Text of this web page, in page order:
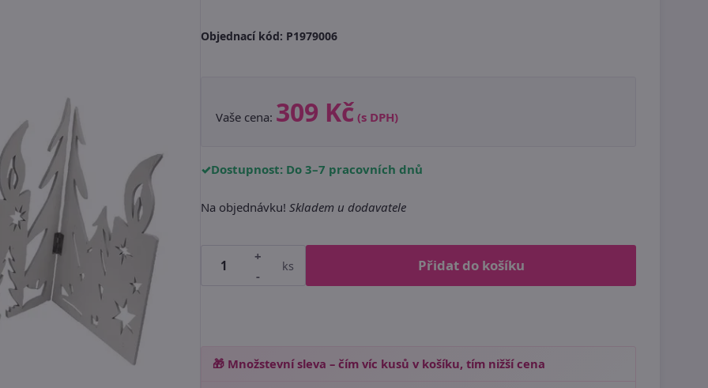
Objednací kód: P1979006
Vaše cena: 309 Kč (s DPH)
Dostupnost: Do 3–7 pracovních dnů
Na objednávku! Skladem u dodavatele
+
-
ks Přidat do košíku
🎁 Množstevní sleva – čím víc kusů v košíku, tím nižší cena